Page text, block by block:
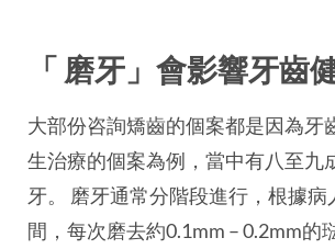
「 磨牙」會影響牙齒
大部份咨詢矯齒的個案都是因為牙
生治療的個案為例，當中有八至九
牙。 磨牙通常分階段進行，根據病
間，每次磨去約0.1mm – 0.2mm的